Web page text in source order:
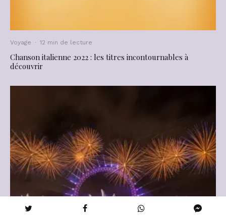
Voyage · 12 min de lecture
Chanson italienne 2022 : les titres incontournables à
découvrir